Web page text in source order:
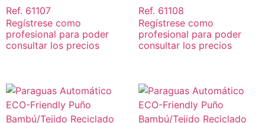
Ref. 61107
Regístrese como
profesional para poder
consultar los precios
Ref. 61108
Regístrese como
profesional para poder
consultar los precios